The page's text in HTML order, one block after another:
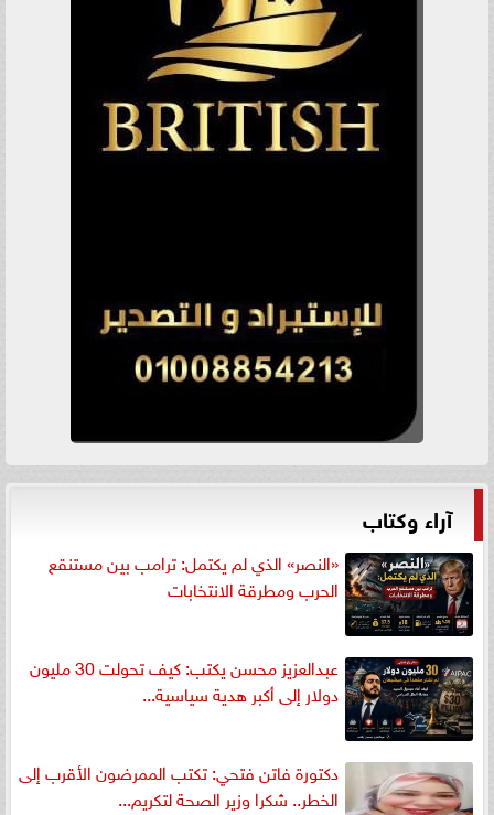
آراء وكتاب
«النصر» الذي لم يكتمل: ترامب بين مستنقع
الحرب ومطرقة الانتخابات
عبدالعزيز محسن يكتب: كيف تحولت 30 مليون
دولار إلى أكبر هدية سياسية...
دكتورة فاتن فتحي: تكتب الممرضون الأقرب إلى
الخطر.. شكرا وزير الصحة لتكريم...